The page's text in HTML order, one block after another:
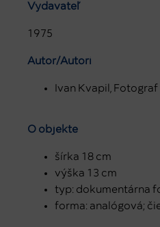
Vydavateľ
1975
Autor/Autori
Ivan Kvapil, Fotograf
O objekte
šírka 18 cm
výška 13 cm
typ: dokumentárna
forma: analógová;